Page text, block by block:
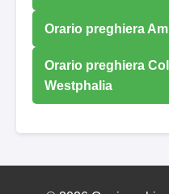
Orario preghiera
Orario preghiera
Westphalia